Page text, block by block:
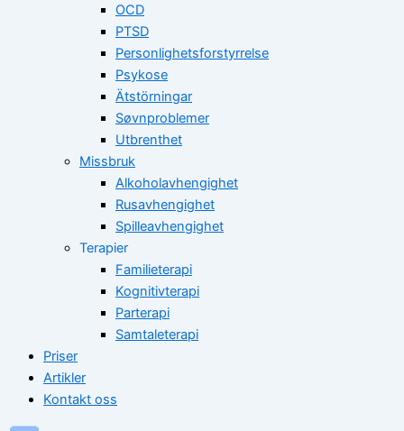
OCD
PTSD
Personlighetsforstyrrelse
Psykose
Ätstörningar
Søvnproblemer
Utbrenthet
Missbruk
Alkoholavhengighet
Rusavhengighet
Spilleavhengighet
Terapier
Familieterapi
Kognitivterapi
Parterapi
Samtaleterapi
Priser
Artikler
Kontakt oss